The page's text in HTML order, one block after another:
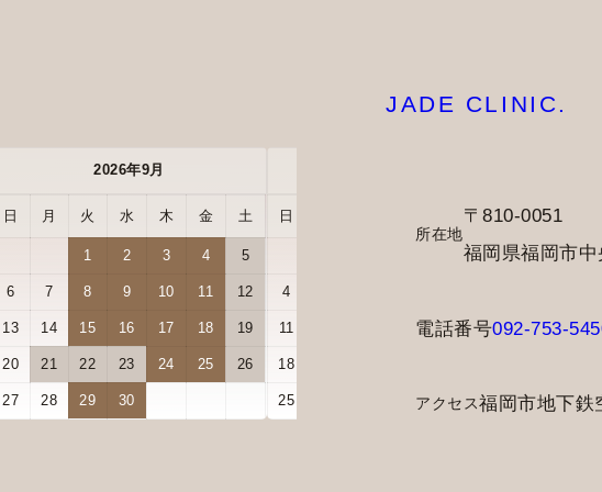
2026年9月
日 月 火 水 木 金 土
1 2 3 4 5
6 7 8 9 10 11 12
13 14 15 16 17 18 19
20 21 22 23 24 25 26
27 28 29 30
日 金 土
2 3
4
11 15 16 17
18
25 29 30 31
JADE CLINIC.
所在地
〒810-0051
福岡県福岡市
電話番号092-753-
アクセス福岡市地下鉄